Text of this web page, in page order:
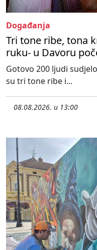
Događanja
Tri tone ribe, tona
ruku- u Davoru
Gotovo 200 ljudi
su tri tone ribe i...
08.08.2026. u 13:00